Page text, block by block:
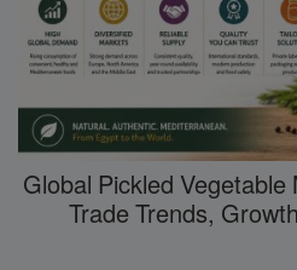
Global Pickled
Trade Trends,